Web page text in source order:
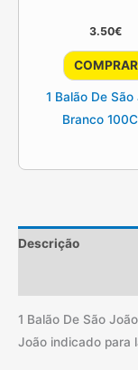
3.50€
COMPRAR
1 Balão De São
Branco
Descrição
1 Balão De São
João indicado para